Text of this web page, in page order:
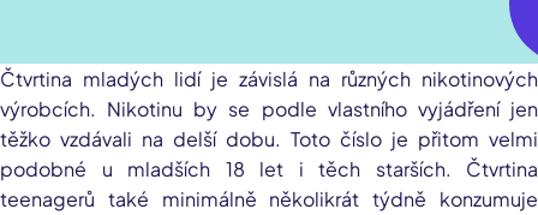
Čtvrtina mladých lidí je závislá na různých nikotinových
výrobcích. Nikotinu by se podle vlastního vyjádření jen
těžko vzdávali na delší dobu. Toto číslo je přitom velmi
podobné u mladších 18 let i těch starších. Čtvrtina
teenagerů také minimálně několikrát týdně konzumuje